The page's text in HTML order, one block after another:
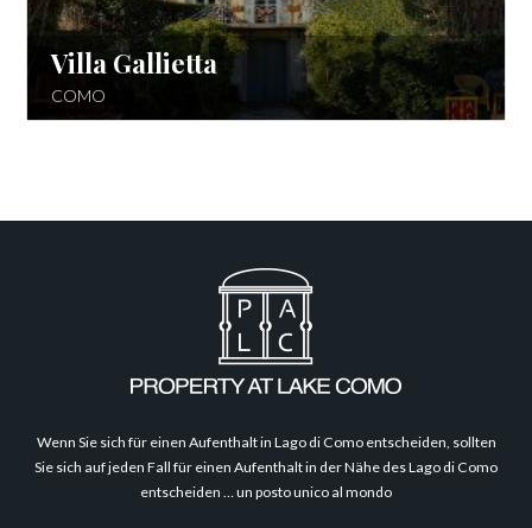
Villa Gallietta
COMO
Philosophie
Wenn Sie sich für einen Aufenthalt in Lago di Como entscheiden, sollten
Sie sich auf jeden Fall für einen Aufenthalt in der Nähe des Lago di Como
entscheiden … un posto unico al mondo